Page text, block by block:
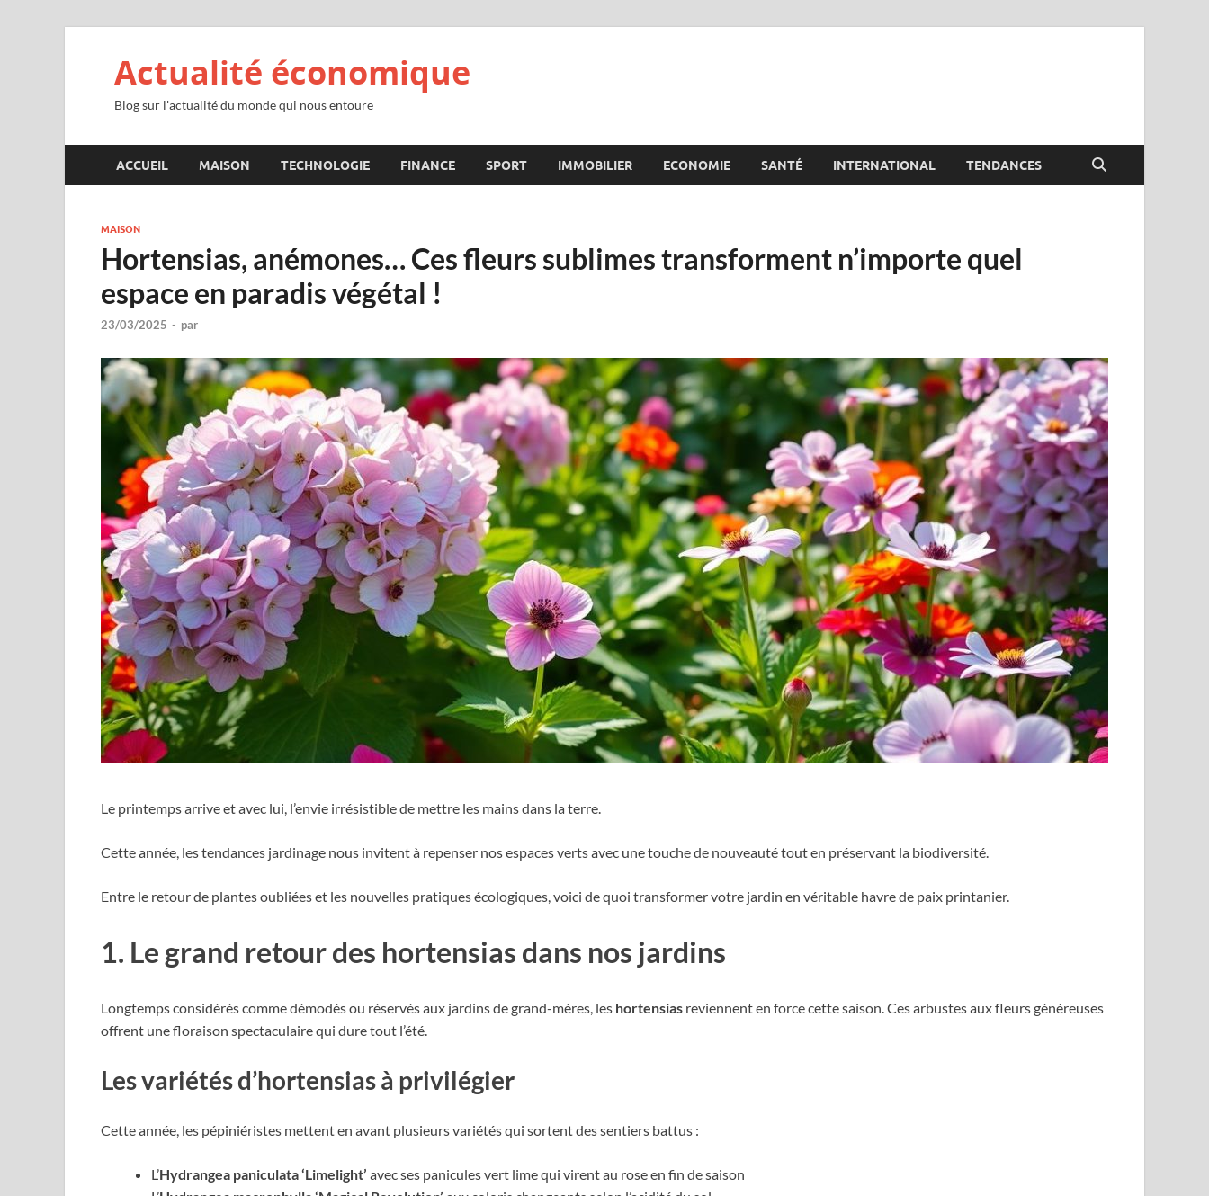
Actualité économique
Blog sur l'actualité du monde qui nous entoure
ACCUEIL MAISON TECHNOLOGIE FINANCE SPORT IMMOBILIER ECONOMIE SANTÉ INTERNATIONAL TENDANCES
MAISON
Hortensias, anémones… Ces fleurs sublimes transforment n’importe quel
espace en paradis végétal !
23/03/2025 - par
Le printemps arrive et avec lui, l’envie irrésistible de mettre les mains dans la terre.
Cette année, les tendances jardinage nous invitent à repenser nos espaces verts avec une touche de nouveauté tout en préservant la biodiversité.
Entre le retour de plantes oubliées et les nouvelles pratiques écologiques, voici de quoi transformer votre jardin en véritable havre de paix printanier.
1. Le grand retour des hortensias dans nos jardins
Longtemps considérés comme démodés ou réservés aux jardins de grand-mères, les hortensias reviennent en force cette saison. Ces arbustes aux fleurs généreuses
offrent une floraison spectaculaire qui dure tout l’été.
Les variétés d’hortensias à privilégier
Cette année, les pépiniéristes mettent en avant plusieurs variétés qui sortent des sentiers battus :
L’Hydrangea paniculata ‘Limelight’ avec ses panicules vert lime qui virent au rose en fin de saison